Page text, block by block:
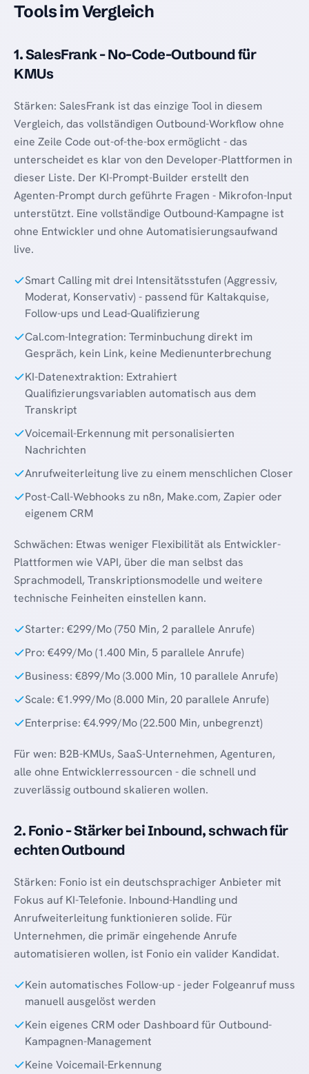
Tools im Vergleich
1. SalesFrank - No-Code-Outbound für
KMUs
Stärken: SalesFrank ist das einzige Tool in diesem
Vergleich, das vollständigen Outbound-Workflow ohne
eine Zeile Code out-of-the-box ermöglicht - das
unterscheidet es klar von den Developer-Plattformen in
dieser Liste. Der KI-Prompt-Builder erstellt den
Agenten-Prompt durch geführte Fragen - Mikrofon-Input
unterstützt. Eine vollständige Outbound-Kampagne ist
ohne Entwickler und ohne Automatisierungsaufwand
live.
Smart Calling mit drei Intensitätsstufen (Aggressiv,
Moderat, Konservativ) - passend für Kaltakquise,
Follow-ups und Lead-Qualifizierung
Cal.com-Integration: Terminbuchung direkt im
Gespräch, kein Link, keine Medienunterbrechung
KI-Datenextraktion: Extrahiert
Qualifizierungsvariablen automatisch aus dem
Transkript
Voicemail-Erkennung mit personalisierten
Nachrichten
Anrufweiterleitung live zu einem menschlichen Closer
Post-Call-Webhooks zu n8n, Make.com, Zapier oder
eigenem CRM
Schwächen: Etwas weniger Flexibilität als Entwickler-
Plattformen wie VAPI, über die man selbst das
Sprachmodell, Transkriptionsmodelle und weitere
technische Feinheiten einstellen kann.
Starter: €299/Mo (750 Min, 2 parallele Anrufe)
Pro: €499/Mo (1.400 Min, 5 parallele Anrufe)
Business: €899/Mo (3.000 Min, 10 parallele Anrufe)
Scale: €1.999/Mo (8.000 Min, 20 parallele Anrufe)
Enterprise: €4.999/Mo (22.500 Min, unbegrenzt)
Für wen: B2B-KMUs, SaaS-Unternehmen, Agenturen,
alle ohne Entwicklerressourcen - die schnell und
zuverlässig outbound skalieren wollen.
2. Fonio - Stärker bei Inbound, schwach für
echten Outbound
Stärken: Fonio ist ein deutschsprachiger Anbieter mit
Fokus auf KI-Telefonie. Inbound-Handling und
Anrufweiterleitung funktionieren solide. Für
Unternehmen, die primär eingehende Anrufe
automatisieren wollen, ist Fonio ein valider Kandidat.
Kein automatisches Follow-up - jeder Folgeanruf muss
manuell ausgelöst werden
Kein eigenes CRM oder Dashboard für Outbound-
Kampagnen-Management
Keine Voicemail-Erkennung